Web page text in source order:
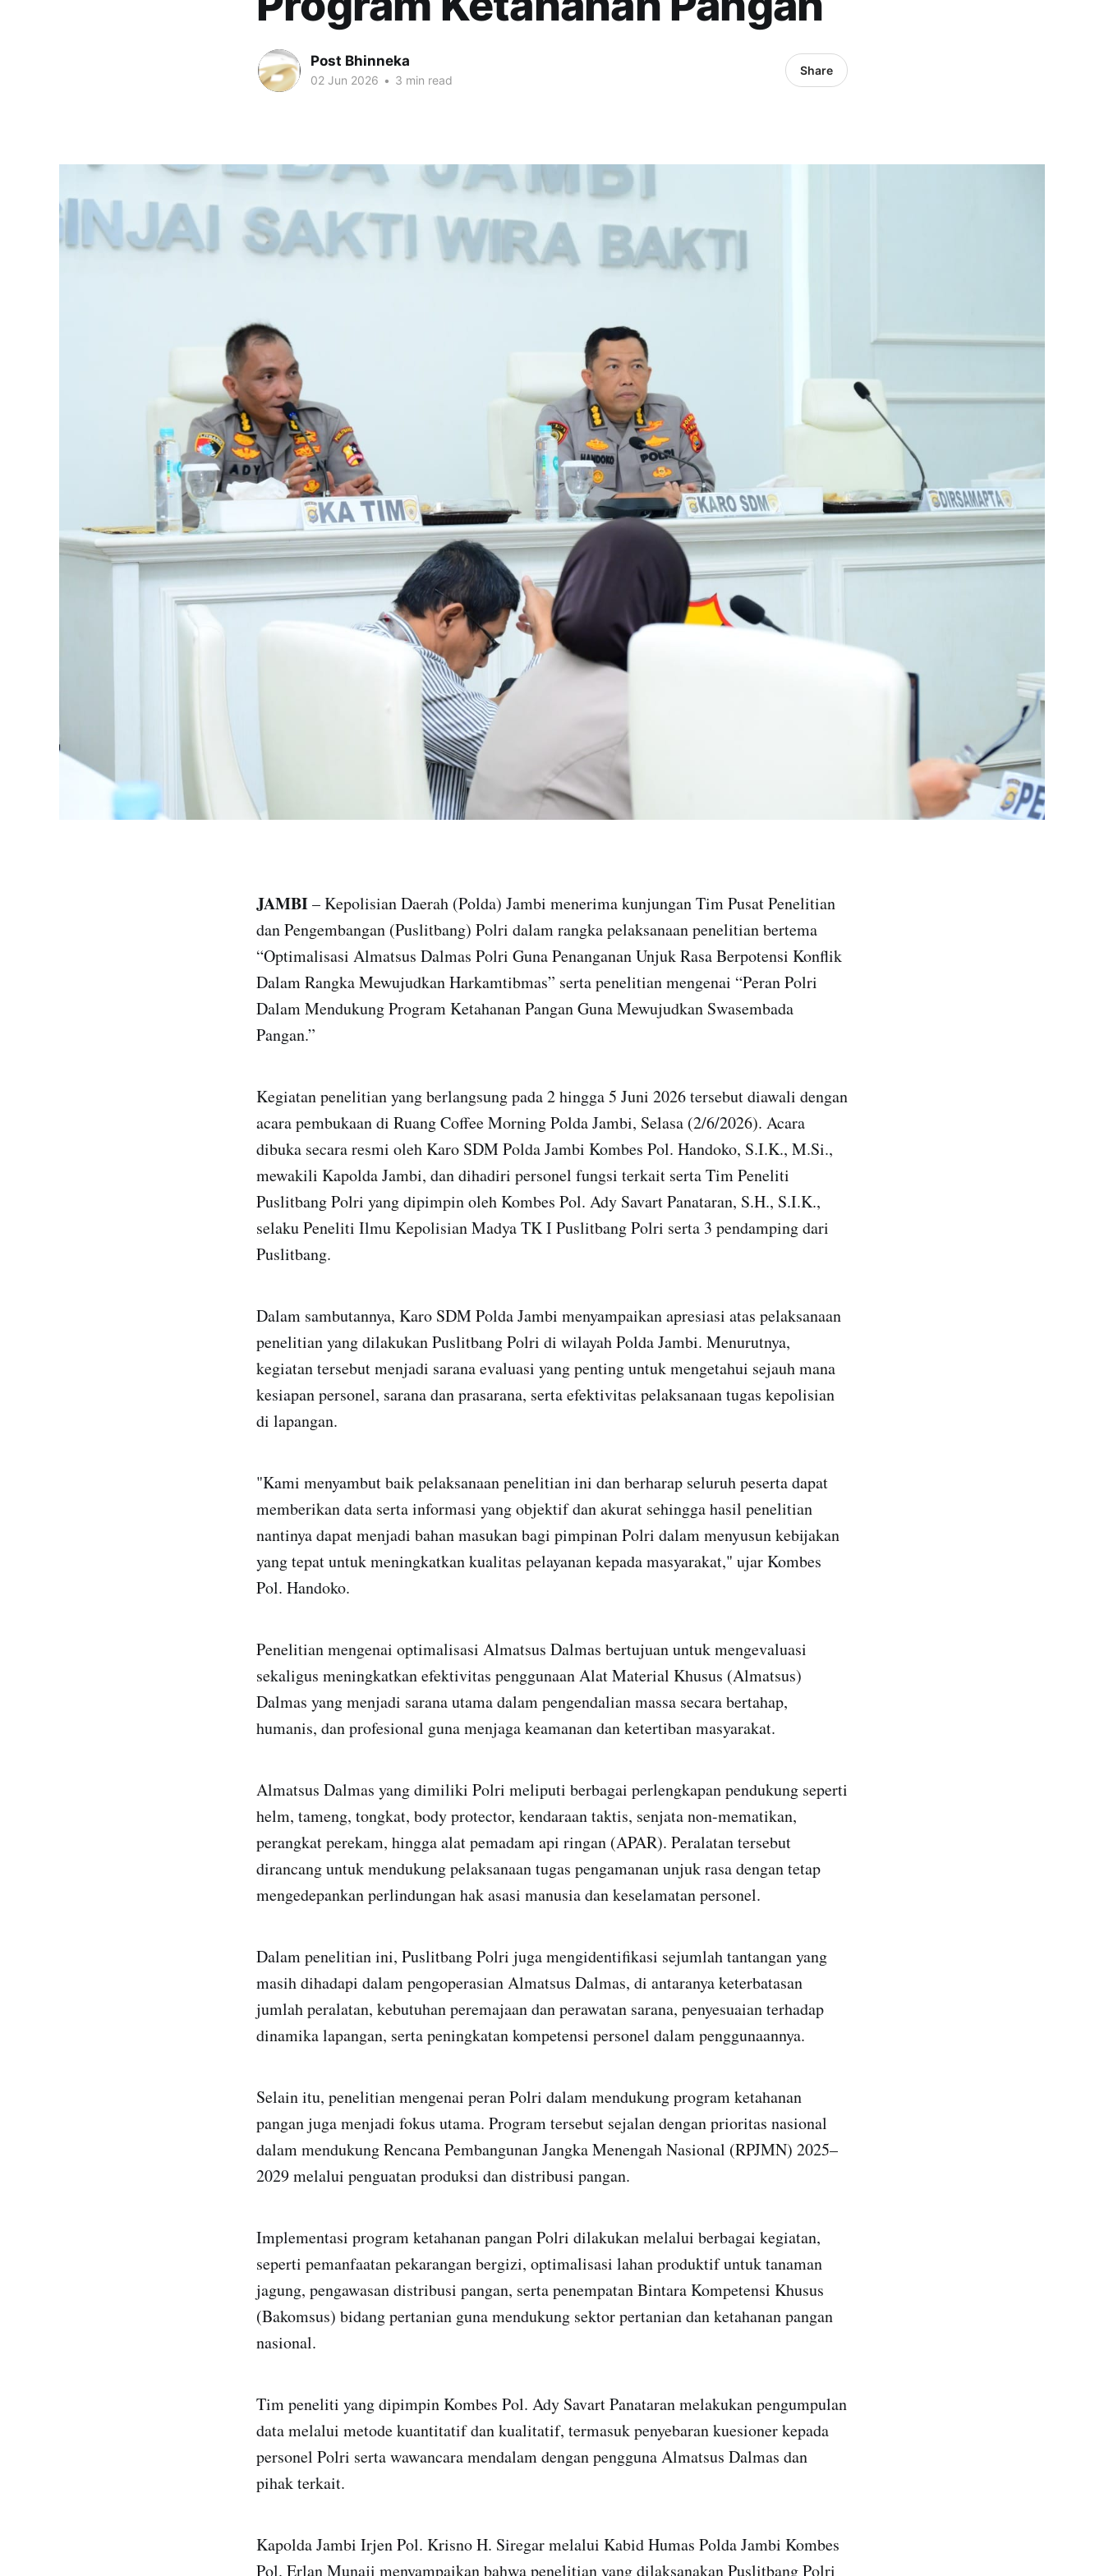
Post Bhinneka
02 Jun 2026 • 3 min read
Share
JAMBI– Kepolisian Daerah (Polda) Jambi menerima kunjungan Tim Pusat Penelitian
dan Pengembangan (Puslitbang) Polri dalam rangka pelaksanaan penelitian bertema
“Optimalisasi Almatsus Dalmas Polri Guna Penanganan Unjuk Rasa Berpotensi Konflik
Dalam Rangka Mewujudkan Harkamtibmas” serta penelitian mengenai “Peran Polri
Dalam Mendukung Program Ketahanan Pangan Guna Mewujudkan Swasembada
Pangan.”
Kegiatan penelitian yang berlangsung pada 2 hingga 5 Juni 2026 tersebut diawali dengan
acara pembukaan di Ruang Coffee Morning Polda Jambi, Selasa (2/6/2026). Acara
dibuka secara resmi oleh Karo SDM Polda Jambi Kombes Pol. Handoko, S.I.K., M.Si.,
mewakili Kapolda Jambi, dan dihadiri personel fungsi terkait serta Tim Peneliti
Puslitbang Polri yang dipimpin oleh Kombes Pol. Ady Savart Panataran, S.H., S.I.K.,
selaku Peneliti Ilmu Kepolisian Madya TK I Puslitbang Polri serta 3 pendamping dari
Puslitbang.
Dalam sambutannya, Karo SDM Polda Jambi menyampaikan apresiasi atas pelaksanaan
penelitian yang dilakukan Puslitbang Polri di wilayah Polda Jambi. Menurutnya,
kegiatan tersebut menjadi sarana evaluasi yang penting untuk mengetahui sejauh mana
kesiapan personel, sarana dan prasarana, serta efektivitas pelaksanaan tugas kepolisian
di lapangan.
"Kami menyambut baik pelaksanaan penelitian ini dan berharap seluruh peserta dapat
memberikan data serta informasi yang objektif dan akurat sehingga hasil penelitian
nantinya dapat menjadi bahan masukan bagi pimpinan Polri dalam menyusun kebijakan
yang tepat untuk meningkatkan kualitas pelayanan kepada masyarakat," ujar Kombes
Pol. Handoko.
Penelitian mengenai optimalisasi Almatsus Dalmas bertujuan untuk mengevaluasi
sekaligus meningkatkan efektivitas penggunaan Alat Material Khusus (Almatsus)
Dalmas yang menjadi sarana utama dalam pengendalian massa secara bertahap,
humanis, dan profesional guna menjaga keamanan dan ketertiban masyarakat.
Almatsus Dalmas yang dimiliki Polri meliputi berbagai perlengkapan pendukung seperti
helm, tameng, tongkat, body protector, kendaraan taktis, senjata non-mematikan,
perangkat perekam, hingga alat pemadam api ringan (APAR). Peralatan tersebut
dirancang untuk mendukung pelaksanaan tugas pengamanan unjuk rasa dengan tetap
mengedepankan perlindungan hak asasi manusia dan keselamatan personel.
Dalam penelitian ini, Puslitbang Polri juga mengidentifikasi sejumlah tantangan yang
masih dihadapi dalam pengoperasian Almatsus Dalmas, di antaranya keterbatasan
jumlah peralatan, kebutuhan peremajaan dan perawatan sarana, penyesuaian terhadap
dinamika lapangan, serta peningkatan kompetensi personel dalam penggunaannya.
Selain itu, penelitian mengenai peran Polri dalam mendukung program ketahanan
pangan juga menjadi fokus utama. Program tersebut sejalan dengan prioritas nasional
dalam mendukung Rencana Pembangunan Jangka Menengah Nasional (RPJMN) 2025–
2029 melalui penguatan produksi dan distribusi pangan.
Implementasi program ketahanan pangan Polri dilakukan melalui berbagai kegiatan,
seperti pemanfaatan pekarangan bergizi, optimalisasi lahan produktif untuk tanaman
jagung, pengawasan distribusi pangan, serta penempatan Bintara Kompetensi Khusus
(Bakomsus) bidang pertanian guna mendukung sektor pertanian dan ketahanan pangan
nasional.
Tim peneliti yang dipimpin Kombes Pol. Ady Savart Panataran melakukan pengumpulan
data melalui metode kuantitatif dan kualitatif, termasuk penyebaran kuesioner kepada
personel Polri serta wawancara mendalam dengan pengguna Almatsus Dalmas dan
pihak terkait.
Kapolda Jambi Irjen Pol. Krisno H. Siregar melalui Kabid Humas Polda Jambi Kombes
Pol. Erlan Munaji menyampaikan bahwa penelitian yang dilaksanakan Puslitbang Polri